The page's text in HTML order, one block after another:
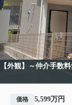
【外観】～仲介手数
価格 5,599万円